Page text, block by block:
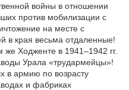
войны в отношении
против мобилизации с
на месте с
в края весьма отдаленные!
же Ходженте в 1941–1942 гг.
Урала «трудармейцы»!
в армию по возрасту
и фабриках